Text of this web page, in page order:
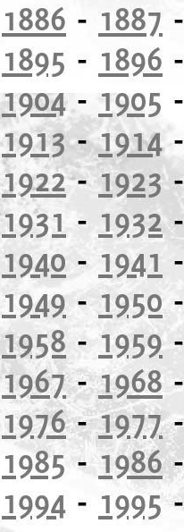
1886 - 1887
1895 - 1896
1904- 1905
1913-1914
1922-1923
1931 - 1932
1940 - 1941
1949- 1950
1958-1959
1967-1968
1976-1977
1985-1986
1994 - 1995